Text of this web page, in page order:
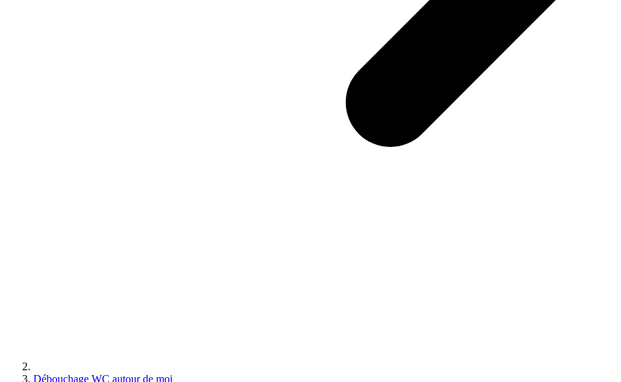
Débouchage WC autour de moi